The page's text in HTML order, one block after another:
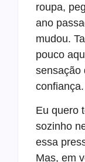
roupa,
ano
mudou.
pouco
sensação
confiança.
Eu quero
sozinho
essa
Mas, em